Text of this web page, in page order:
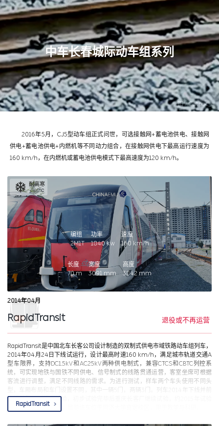
图 / Catpac_L
中车长春城际动车组系列
2016年5月，CJ5型动车组正式问世，可选接触网+蓄电池供电、接触网
供电+蓄电池供电+内燃机等不同动力组合，在接触网供电下最高运行速度为
160 km/h，在内燃机或蓄电池供电模式下最高速度为120 km/h。
耐高寒
≤-40℃
编组
2M1T
功率
1840kw
速度
160 km/h
长度
70m
宽度
3091 mm
高度
3842mm
2014年04月
RapidTransit 退役或不再运营
RapidTransit是中国北车长客公司设计制造的双制式供电市域铁路动车组列车，
2014年04月24日下线试运行，设计最高时速160 km/h，满足城市轨道交通A
型车限界，支持DC1.5kV和AC25kV两种供电制式，兼容CTCS和CBTC列控系
统，可实现地铁与国铁不同供电、信号制式的线路贯通运营，客室坐席可根据
客流进行调整，满足不同线路的需求。为进行测试，样车两个车头使用不同头
型，车厢布局和车门设置不同，其中一辆5门，两辆3门。列车2014年下线并前
往铁科院环形铁道试验，初步试验完毕后重庆长客厂继续试验，约2015年试验
完毕后封存至2021年，目前该车位于同济大学嘉定校区，用于教学与科研。
RapidTransit